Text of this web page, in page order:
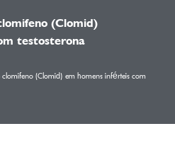
(Clomid)
testosterona
(Clomid) em homens inférteis com